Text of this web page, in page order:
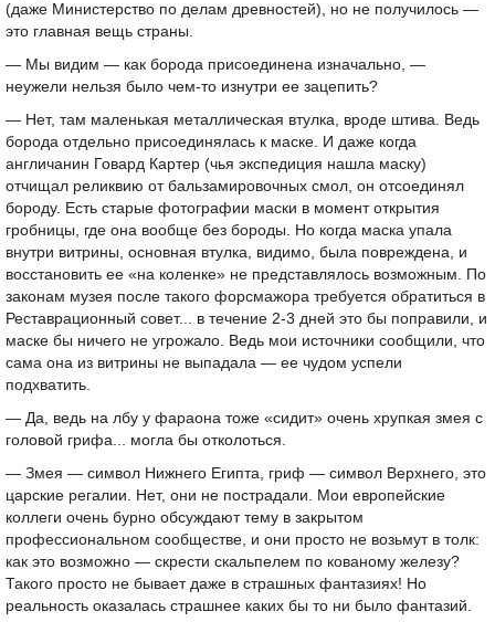
(даже Министерство по делам древностей), но не получилось —
это главная вещь страны.
— Мы видим — как борода присоединена изначально, —
неужели нельзя было чем-то изнутри ее зацепить?
— Нет, там маленькая металлическая втулка, вроде штива. Ведь
борода отдельно присоединялась к маске. И даже когда
англичанин Говард Картер (чья экспедиция нашла маску)
отчищал реликвию от бальзамировочных смол, он отсоединял
бороду. Есть старые фотографии маски в момент открытия
гробницы, где она вообще без бороды. Но когда маска упала
внутри витрины, основная втулка, видимо, была повреждена, и
восстановить ее «на коленке» не представлялось возможным. По
законам музея после такого форсмажора требуется обратиться в
Реставрационный совет... в течение 2-3 дней это бы поправили, и
маске бы ничего не угрожало. Ведь мои источники сообщили, что
сама она из витрины не выпадала — ее чудом успели
подхватить.
— Да, ведь на лбу у фараона тоже «сидит» очень хрупкая змея с
головой грифа... могла бы отколоться.
— Змея — символ Нижнего Египта, гриф — символ Верхнего, это
царские регалии. Нет, они не пострадали. Мои европейские
коллеги очень бурно обсуждают тему в закрытом
профессиональном сообществе, и они просто не возьмут в толк:
как это возможно — скрести скальпелем по кованому железу?
Такого просто не бывает даже в страшных фантазиях! Но
реальность оказалась страшнее каких бы то ни было фантазий.